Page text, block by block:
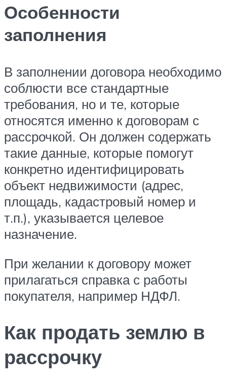
Особенности
заполнения
В заполнении договора необходимо
соблюсти все стандартные
требования, но и те, которые
относятся именно к договорам с
рассрочкой. Он должен содержать
такие данные, которые помогут
конкретно идентифицировать
объект недвижимости (адрес,
площадь, кадастровый номер и
т.п.), указывается целевое
назначение.
При желании к договору может
прилагаться справка с работы
покупателя, например НДФЛ.
Как продать землю в
рассрочку